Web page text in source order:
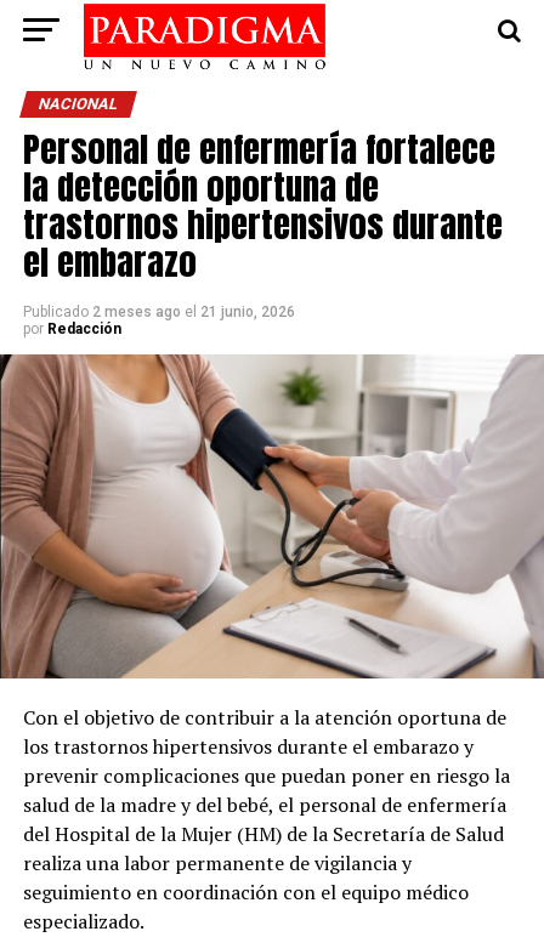
NACIONAL
Personal de enfermería fortalece
la detección oportuna de
trastornos hipertensivos durante
el embarazo
Publicado 2 meses ago el 21 junio, 2026
por Redacción
Con el objetivo de contribuir a la atención oportuna de
los trastornos hipertensivos durante el embarazo y
prevenir complicaciones que puedan poner en riesgo la
salud de la madre y del bebé, el personal de enfermería
del Hospital de la Mujer (HM) de la Secretaría de Salud
realiza una labor permanente de vigilancia y
seguimiento en coordinación con el equipo médico
especializado.